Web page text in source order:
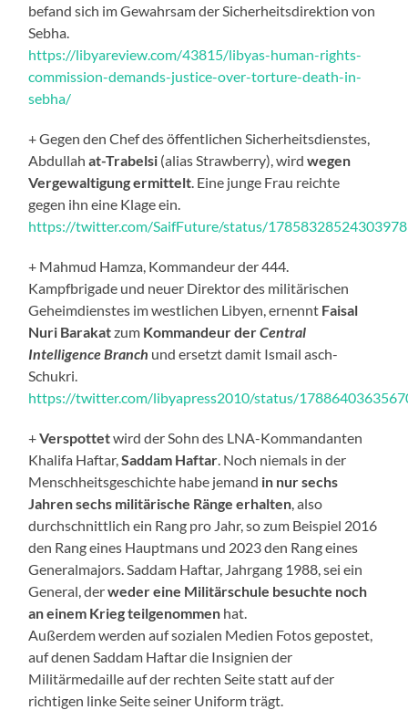
befand sich im Gewahrsam der Sicherheitsdirektion von
Sebha.
https://libyareview.com/43815/libyas-human-rights-
commission-demands-justice-over-torture-death-in-
sebha/
+ Gegen den Chef des öffentlichen Sicherheitsdienstes,
Abdullahat-Trabelsi (alias Strawberry), wirdwegen
Vergewaltigungermittelt . Eine junge Frau reichte
gegen ihn eine Klage ein.
https://twitter.com/SaifFuture/status/
+ Mahmud Hamza, Kommandeur der 444.
Kampfbrigade und neuer Direktor des militärischen
Geheimdienstes im westlichen Libyen, ernennt Faisal
Nuri Barakatzum Kommandeur derCentral
Intelligence Branch und ersetzt damit Ismail asch-
Schukri.
https://twitter.com/libyapress2010/status/
+Verspottetwird der Sohn des LNA-Kommandanten
Khalifa Haftar,Saddam Haftar . Noch niemals in der
Menschheitsgeschichte habe jemand in nur sechs
Jahren sechs militärische Ränge erhalten , also
durchschnittlich ein Rang pro Jahr, so zum Beispiel 2016
den Rang eines Hauptmans und 2023 den Rang eines
Generalmajors. Saddam Haftar, Jahrgang 1988, sei ein
General, derweder eine Militärschule besuchte noch
an einem Krieg teilgenommen hat.
Außerdem werden auf sozialen Medien Fotos gepostet,
auf denen Saddam Haftar die Insignien der
Militärmedaille auf der rechten Seite statt auf der
richtigen linke Seite seiner Uniform trägt.